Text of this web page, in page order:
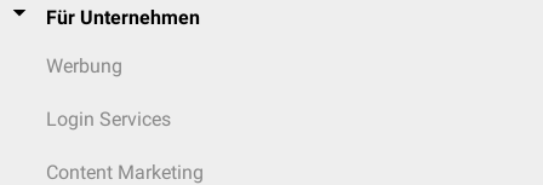
Für Unternehmen
Werbung
Login Services
Content Marketing